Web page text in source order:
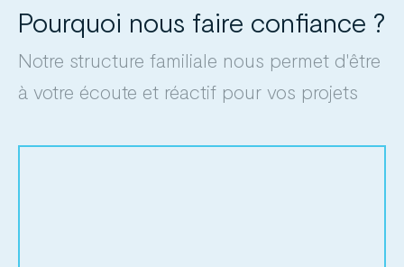
Pourquoi nous faire confiance ?
Notre structure familiale nous permet d'être
à votre écoute et réactif pour vos projets